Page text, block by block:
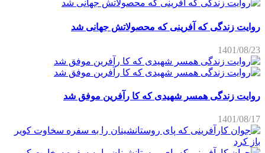
روایت زندگی که آفرینی که محصولاتش جهانی شد
1401/08/23
روایت زندگی همسر شهیدی که کا رآفرین موفق شد
1401/08/17